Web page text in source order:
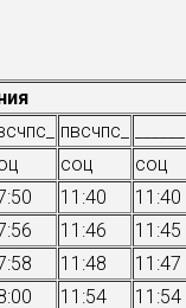
пвсчпс_
соц
соц
11:40
11:40
11:46
11:45
11:48
11:47
11:54
11:54